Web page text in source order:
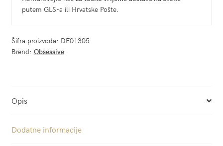
putem GLS-a ili Hrvatske Pošte.
Šifra proizvoda: DE01305
Brend: Obsessive
Opis
Dodatne informacije